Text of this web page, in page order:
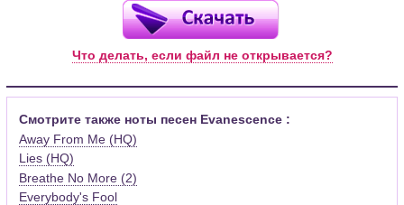
Что делать, если файл не открывается?
Смотрите также ноты песен Evanescence :
Away From Me (HQ)
Lies (HQ)
Breathe No More (2)
Everybody's Fool